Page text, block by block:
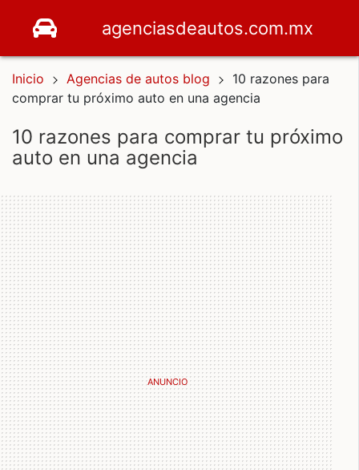
agenciasdeautos.com.mx
Inicio Agencias de autos blog
10 razones para
comprar tu próximo auto en una agencia
10 razones para comprar tu próximo
auto en una agencia